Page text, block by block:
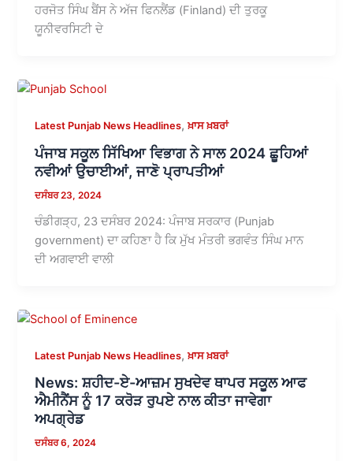
ਹਰਜੋਤ ਸਿੰਘ ਬੈਂਸ ਨੇ ਅੱਜ ਫਿਨਲੈਂਡ (Finland) ਦੀ ਤੁਰਕੂ
ਯੂਨੀਵਰਸਿਟੀ ਦੇ
Latest Punjab News Headlines,ਖ਼ਾਸ ਖ਼ਬਰਾਂ
ਪੰਜਾਬ ਸਕੂਲ ਸਿੱਖਿਆ ਵਿਭਾਗ ਨੇ ਸਾਲ 2024 ਛੂਹਿਆਂ
ਨਵੀਆਂ ਉਚਾਈਆਂ, ਜਾਣੋ ਪ੍ਰਾਪਤੀਆਂ
ਦਸੰਬਰ 23, 2024
ਚੰਡੀਗੜ੍ਹ, 23 ਦਸੰਬਰ 2024: ਪੰਜਾਬ ਸਰਕਾਰ (Punjab
government) ਦਾ ਕਹਿਣਾ ਹੈ ਕਿ ਮੁੱਖ ਮੰਤਰੀ ਭਗਵੰਤ ਸਿੰਘ ਮਾਨ
ਦੀ ਅਗਵਾਈ ਵਾਲੀ
Latest Punjab News Headlines,ਖ਼ਾਸ ਖ਼ਬਰਾਂ
News: ਸ਼ਹੀਦ-ਏ-ਆਜ਼ਮ ਸੁਖਦੇਵ ਥਾਪਰ ਸਕੂਲ ਆਫ
ਐਮੀਨੈਂਸ ਨੂੰ 17 ਕਰੋੜ ਰੁਪਏ ਨਾਲ ਕੀਤਾ ਜਾਵੇਗਾ
ਅਪਗ੍ਰੇਡ
ਦਸੰਬਰ 6, 2024